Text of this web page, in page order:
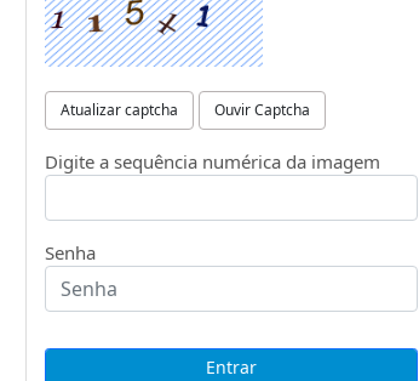
Atualizar captcha Ouvir Captcha
Digite a sequência numérica da imagem
Senha